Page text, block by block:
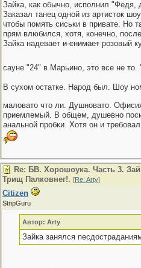
Зайка, как обычно, исполнил "Федя,
Заказал танец одной из артисток
чтобы помять сиськи в привате. Но
прям влюбился, хотя, конечно,
Зайка надевает и снимает розовый
сауне "24" в Марьино, это все не то.
В сухом остатке. Народ был. Шоу
маловато что ли. Душновато.
приемлемый. В общем, душевно
анальной пробки. Хотя он и
Re: БВ. Хорошоука. Часть 3.
Трищ Палковнег!. [Re: Arty]
Citizen
StripGuru
Автор: Arty
Зайка занялся